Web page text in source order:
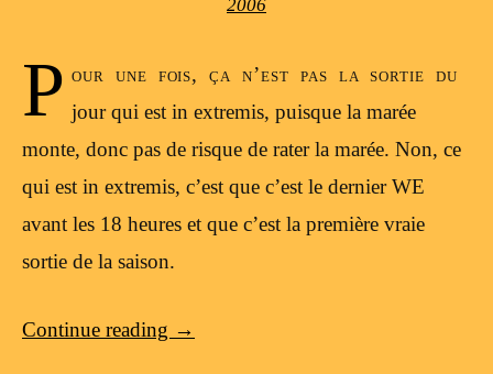
2006
P our une fois, ça n’est pas la sortie du
jour qui est in extremis, puisque la marée
monte, donc pas de risque de rater la marée. Non, ce
qui est in extremis, c’est que c’est le dernier WE
avant les 18 heures et que c’est la première vraie
sortie de la saison.
Continue reading →